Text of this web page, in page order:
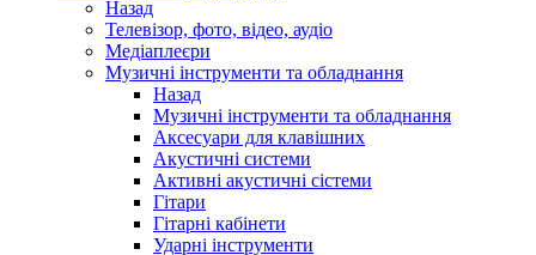
Назад
Телевізор, фото, відео, аудіо
Медіаплеєри
Музичні інструменти та обладнання
Назад
Музичні інструменти та обладнання
Аксесуари для клавішних
Акустичні системи
Активні акустичні сістеми
Гітари
Гітарні кабінети
Ударні інструменти